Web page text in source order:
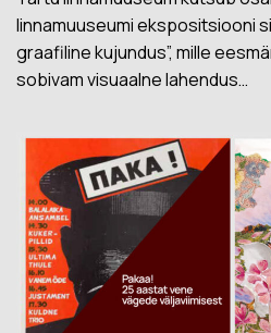
linnamuuseumi ekspositsiooni
graafiline kujundus”, mille
sobivam visuaalne lahendus…